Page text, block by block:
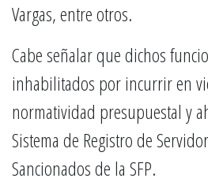
Vargas, entre otros.
Cabe señalar que dichos
inhabilitados por incurrir en
normatividad presupuestal y
Sistema de Registro de
Sancionados de la SFP.